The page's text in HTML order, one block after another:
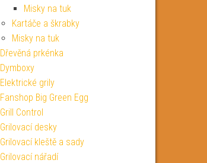
Misky na tuk
Kartáče a škrabky
Misky na tuk
Dřevěná prkénka
Dymboxy
Elektrické grily
Fanshop Big Green Egg
Grill Control
Grilovací desky
Grilovací kleště a sady
Grilovací nářadí